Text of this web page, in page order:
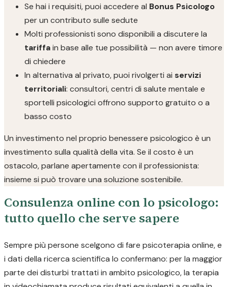
Se hai i requisiti, puoi accedere al Bonus Psicologo
per un contributo sulle sedute
Molti professionisti sono disponibili a discutere la
tariffain base alle tue possibilità — non avere timore
di chiedere
In alternativa al privato, puoi rivolgerti ai servizi
territoriali: consultori, centri di salute mentale e
sportelli psicologici offrono supporto gratuito o a
basso costo
Un investimento nel proprio benessere psicologico è un
investimento sulla qualità della vita. Se il costo è un
ostacolo, parlane apertamente con il professionista:
insieme si può trovare una soluzione sostenibile.
Consulenza online con lo psicologo:
tutto quello che serve sapere
Sempre più persone scelgono di fare psicoterapia online, e
i dati della ricerca scientifica lo confermano: per la maggior
parte dei disturbi trattati in ambito psicologico, la terapia